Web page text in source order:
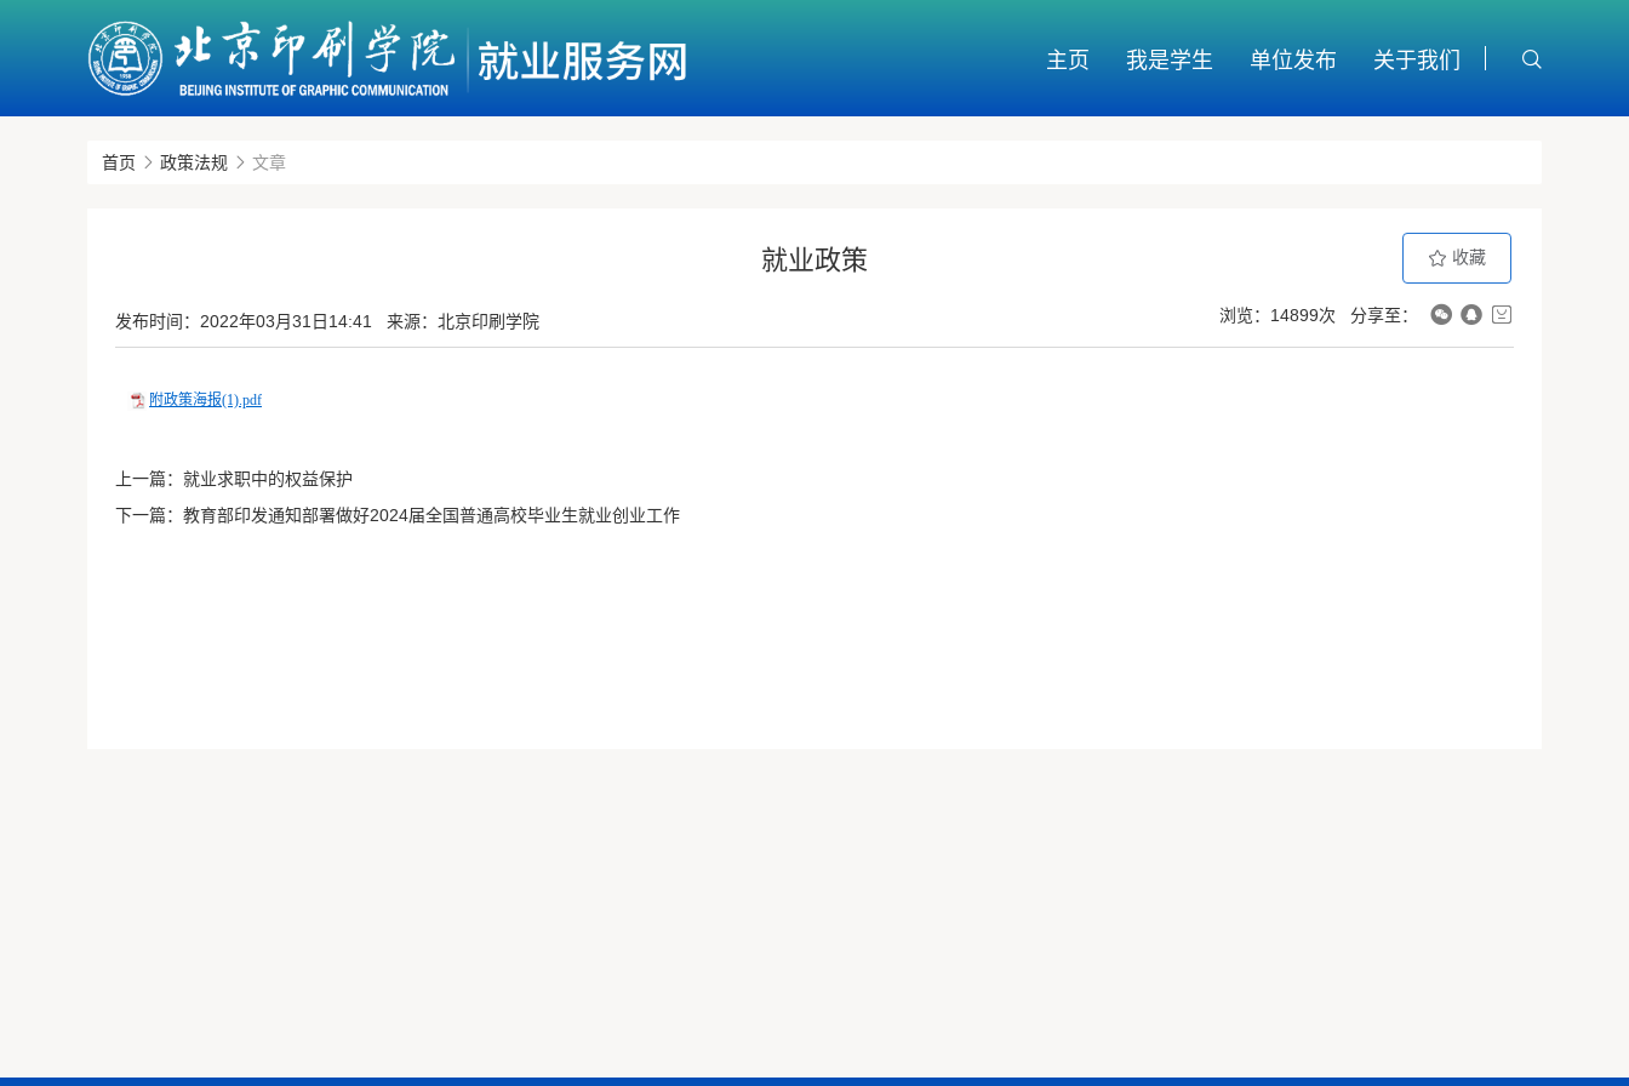
主页 我是学生 单位发布 关于我们
首页 政策法规 文章
就业政策 收藏
浏览：14899次 分享至：
发布时间： 2022年03月31日14:41 来源：北京印刷学院
附政策海报(1).pdf
上一篇： 就业求职中的权益保护
下一篇： 教育部印发通知部署做好2024届全国普通高校毕业生就业创业工作